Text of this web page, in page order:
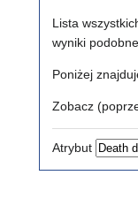
Lista
wyniki podobne.
Poniżej
Zobacz (
Atrybut